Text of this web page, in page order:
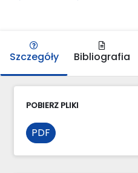
Szczegóły Bibliografia
POBIERZ PLIKI
PDF